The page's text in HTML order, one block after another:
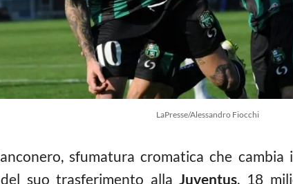
LaPresse/Alessandro Fiocchi
sfumatura cromatica che cambia
del suo trasferimento allaJuventus, 18